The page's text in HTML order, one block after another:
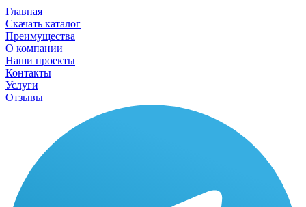
Главная
Скачать каталог
Преимущества
О компании
Наши проекты
Контакты
Услуги
Отзывы